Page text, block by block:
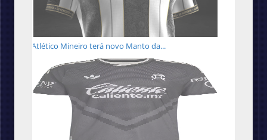
Atlético Mineiro terá novo Manto da...